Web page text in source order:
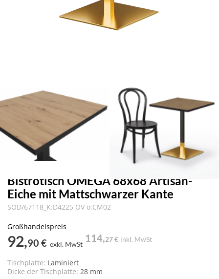
Bistrotisch OMEGA 68x68 Artisan-
Eiche mit Mattschwarzer Kante
SOD/67118_K:D4225 OV o:CM02
Großhandelspreis
92,90 € exkl. MwSt
114,27 € inkl. MwSt
Tischplatte: Laminiert
Dicke der Tischplatte: 28 mm